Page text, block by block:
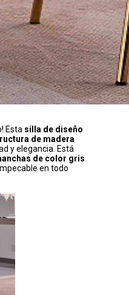
Esta silla de diseño
de madera
y elegancia. Está
de color gris
en todo